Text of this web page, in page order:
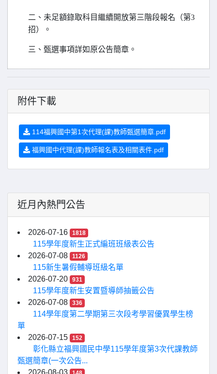
二、未足額錄取科目繼續開放第三階段報名（第3
招）。
三、甄選事項詳如原公告簡章。
附件下載
114福興國中第1次代理(課)教師甄選簡章.pdf
福興國中代理(課)教師報名表及相關表件.pdf
近月內熱門公告
2026-07-16 1818
115學年度新生正式編班班級表公告
2026-07-08
1126
115新生暑假輔導班級名單
2026-07-20
931
115學年度新生安置暨導師抽籤公告
2026-07-08
336
114學年度第二學期第三次段考學習優異學生榜
單
2026-07-15
152
彰化縣立福興國民中學115學年度第3次代課教師
甄選簡章(一次公告...
2026-08-03